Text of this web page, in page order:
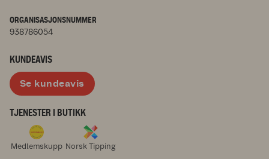
ORGANISASJONSNUMMER
938786054
KUNDEAVIS
Se kundeavis
TJENESTER I BUTIKK
Medlemskupp Norsk Tipping